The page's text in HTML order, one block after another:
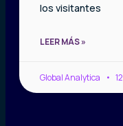
los visitantes
LEER MÁS »
Global Analytica